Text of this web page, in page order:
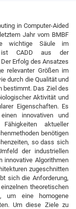
in Computer-Aided
Jahr vom BMBF
wichtige Säule im
ist CADD aus der
Erfolg des Ansatzes
relevanter Größen im
durch die Qualität und
bestimmt. Das Ziel des
Aktivität und
Eigenschaften. Es
innovativen und
aktueller
benötigen
so dass sich
der industriellen
innovative Algorithmen
zugeschnitten
sich die Anforderung,
theoretischen
um eine homogene
Um diese Ziele zu